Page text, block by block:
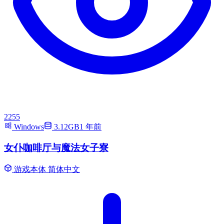
2255
Windows
3.12GB1 年前
女仆咖啡厅与魔法女子寮
游戏本体 简体中文